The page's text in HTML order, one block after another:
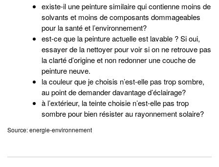
existe-il une peinture similaire qui contienne moins de
solvants et moins de composants dommageables
pour la santé et l’environnement?
est-ce que la peinture actuelle est lavable ? Si oui,
essayer de la nettoyer pour voir si on ne retrouve pas
la clarté d’origine et non redonner une couche de
peinture neuve.
la couleur que je choisis n’est-elle pas trop sombre,
au point de demander davantage d’éclairage?
à l’extérieur, la teinte choisie n’est-elle pas trop
sombre pour bien résister au rayonnement solaire?
Source: energie-environnement